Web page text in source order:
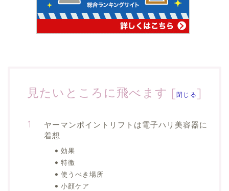
見たいところに飛べます [閉じる]
ヤーマンポイントリフトは電子ハリ美容器に
着想
効果
特徴
使うべき場所
小顔ケア